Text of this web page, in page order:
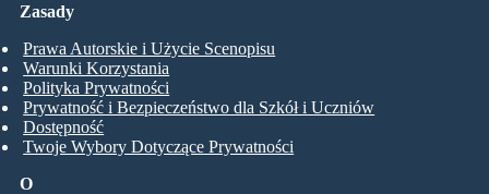
O
Zasady
Prawa Autorskie i Użycie Scenopisu
Warunki Korzystania
Polityka Prywatności
Prywatność i Bezpieczeństwo dla Szkół i Uczniów
Dostępność
Twoje Wybory Dotyczące Prywatności